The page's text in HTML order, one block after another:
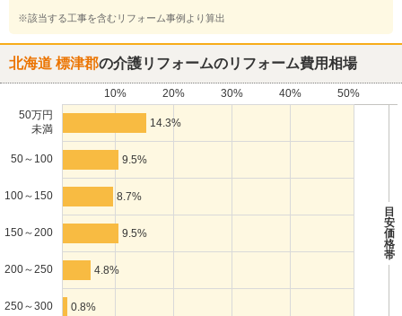
※該当する工事を含むリフォーム事例より算出
北海道 標津郡の介護リフォームのリフォーム費用相場
10% 20% 30% 40%
50%
50万円
未満
14.3%
目
安
価
格
帯
50～100 9.5%
100～150 8.7%
150～200 9.5%
200～250 4.8%
250～300 0.8%